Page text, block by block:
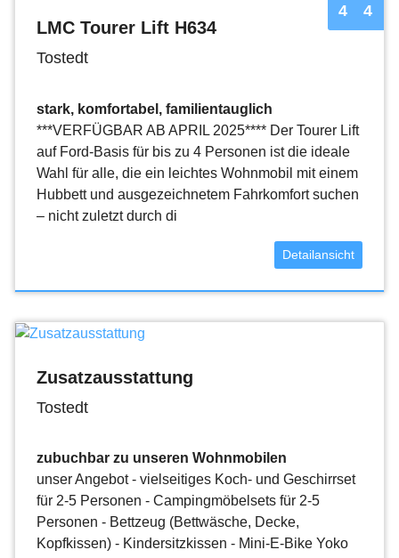
LMC Tourer Lift H634
Tostedt
stark, komfortabel, familientauglich
***VERFÜGBAR AB APRIL 2025**** Der Tourer Lift
auf Ford-Basis für bis zu 4 Personen ist die ideale
Wahl für alle, die ein leichtes Wohnmobil mit einem
Hubbett und ausgezeichnetem Fahrkomfort suchen
– nicht zuletzt durch di
Detailansicht
4 4
Zusatzausstattung
Tostedt
zubuchbar zu unseren Wohnmobilen
unser Angebot - vielseitiges Koch- und Geschirrset
für 2-5 Personen - Campingmöbelsets für 2-5
Personen - Bettzeug (Bettwäsche, Decke,
Kopfkissen) - Kindersitzkissen - Mini-E-Bike Yoko